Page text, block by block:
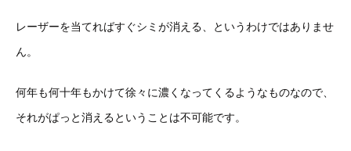
レーザーを当てればすぐシミが消える、というわけではありませ
ん。
何年も何十年もかけて徐々に濃くなってくるようなものなので、
それがぱっと消えるということは不可能です。